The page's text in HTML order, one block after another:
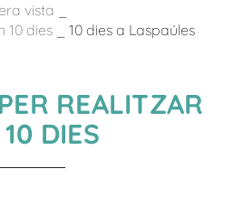
vista
10 dies
10 dies a Laspaúles
REALITZAR
DIES